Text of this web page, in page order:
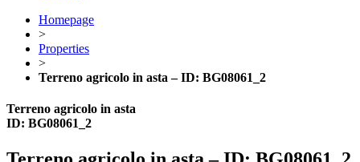
Homepage
>
Properties
>
Terreno agricolo in asta – ID: BG08061_2
Terreno agricolo in asta
ID: BG08061_2